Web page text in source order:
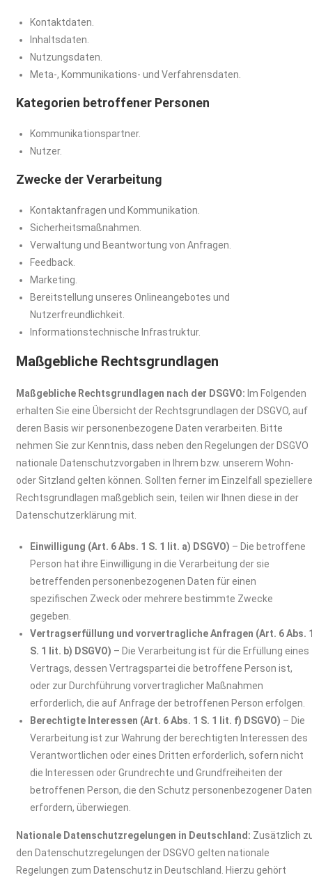
Kontaktdaten.
Inhaltsdaten.
Nutzungsdaten.
Meta-, Kommunikations- und Verfahrensdaten.
Kategorien betroffener Personen
Kommunikationspartner.
Nutzer.
Zwecke der Verarbeitung
Kontaktanfragen und Kommunikation.
Sicherheitsmaßnahmen.
Verwaltung und Beantwortung von Anfragen.
Feedback.
Marketing.
Bereitstellung unseres Onlineangebotes und
Nutzerfreundlichkeit.
Informationstechnische Infrastruktur.
Maßgebliche Rechtsgrundlagen
Maßgebliche Rechtsgrundlagen nach der DSGVO: Im Folgenden
erhalten Sie eine Übersicht der Rechtsgrundlagen der DSGVO, auf
deren Basis wir personenbezogene Daten verarbeiten. Bitte
nehmen Sie zur Kenntnis, dass neben den Regelungen der DSGVO
nationale Datenschutzvorgaben in Ihrem bzw. unserem Wohn-
oder Sitzland gelten können. Sollten ferner im Einzelfall
Rechtsgrundlagen maßgeblich sein, teilen wir Ihnen diese in der
Datenschutzerklärung mit.
Einwilligung (Art. 6 Abs. 1 S. 1 lit. a) DSGVO) – Die betroffene
Person hat ihre Einwilligung in die Verarbeitung der sie
betreffenden personenbezogenen Daten für einen
spezifischen Zweck oder mehrere bestimmte Zwecke
gegeben.
Vertragserfüllung und vorvertragliche Anfragen (Art. 6 Abs.
S. 1 lit. b) DSGVO) – Die Verarbeitung ist für die Erfüllung eines
Vertrags, dessen Vertragspartei die betroffene Person ist,
oder zur Durchführung vorvertraglicher Maßnahmen
erforderlich, die auf Anfrage der betroffenen Person erfolgen.
Berechtigte Interessen (Art. 6 Abs. 1 S. 1 lit. f) DSGVO) – Die
Verarbeitung ist zur Wahrung der berechtigten Interessen des
Verantwortlichen oder eines Dritten erforderlich, sofern nicht
die Interessen oder Grundrechte und Grundfreiheiten der
betroffenen Person, die den Schutz personenbezogener Daten
erfordern, überwiegen.
Nationale Datenschutzregelungen in Deutschland: Zusätzlich
den Datenschutzregelungen der DSGVO gelten nationale
Regelungen zum Datenschutz in Deutschland. Hierzu gehört